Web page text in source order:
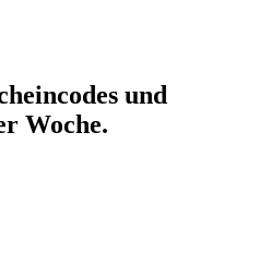
und
Woche.